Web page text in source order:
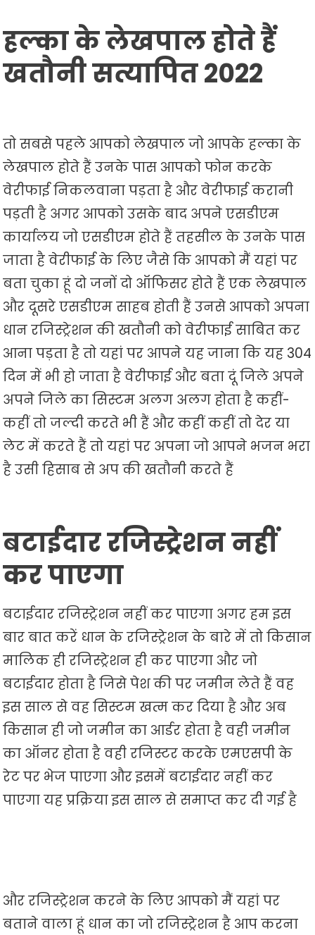
हल्का के लेखपाल होते हैं
खतौनी सत्यापित 2022
तो सबसे पहले आपको लेखपाल जो आपके हल्का के
लेखपाल होते हैं उनके पास आपको फोन करके
वेरीफाई निकलवाना पड़ता है और वेरीफाई करानी
पड़ती है अगर आपको उसके बाद अपने एसडीएम
कार्यालय जो एसडीएम होते हैं तहसील के उनके पास
जाता है वेरीफाई के लिए जैसे कि आपको मैं यहां पर
बता चुका हूं दो जनों दो ऑफिसर होते हैं एक लेखपाल
और दूसरे एसडीएम साहब होती हैं उनसे आपको अपना
धान रजिस्ट्रेशन की खतौनी को वेरीफाई साबित कर
आना पड़ता है तो यहां पर आपने यह जाना कि यह 304
दिन में भी हो जाता है वेरीफाई और बता दूं जिले अपने
अपने जिले का सिस्टम अलग अलग होता है कहीं-
कहीं तो जल्दी करते भी हैं और कहीं कहीं तो देर या
लेट में करते हैं तो यहां पर अपना जो आपने भजन भरा
है उसी हिसाब से अप की खतौनी करते हैं
बटाईदार रजिस्ट्रेशन नहीं
कर पाएगा
बटाईदार रजिस्ट्रेशन नहीं कर पाएगा अगर हम इस
बार बात करें धान के रजिस्ट्रेशन के बारे में तो किसान
मालिक ही रजिस्ट्रेशन ही कर पाएगा और जो
बटाईदार होता है जिसे पेश की पर जमीन लेते हैं वह
इस साल से वह सिस्टम खत्म कर दिया है और अब
किसान ही जो जमीन का आर्डर होता है वही जमीन
का ऑनर होता है वही रजिस्टर करके एमएसपी के
रेट पर भेज पाएगा और इसमें बटाईदार नहीं कर
पाएगा यह प्रक्रिया इस साल से समाप्त कर दी गई है
और रजिस्ट्रेशन करने के लिए आपको मैं यहां पर
बताने वाला हूं धान का जो रजिस्ट्रेशन है आप करना